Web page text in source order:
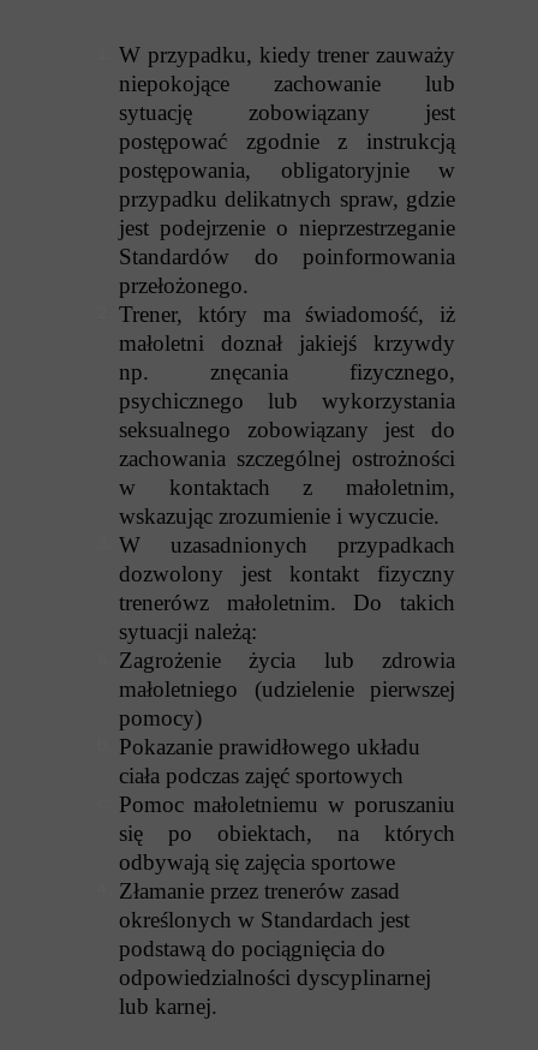
W przypadku, kiedy trener zauważy
niepokojące zachowanie lub
sytuację zobowiązany jest
postępować zgodnie z instrukcją
postępowania, obligatoryjnie w
przypadku delikatnych spraw, gdzie
jest podejrzenie o nieprzestrzeganie
Standardów do poinformowania
przełożonego.
Trener, który ma świadomość, iż
małoletni doznał jakiejś krzywdy
np. znęcania fizycznego,
psychicznego lub wykorzystania
seksualnego zobowiązany jest do
zachowania szczególnej ostrożności
w kontaktach z małoletnim,
wskazując zrozumienie i wyczucie.
W uzasadnionych przypadkach
dozwolony jest kontakt fizyczny
trenerówz małoletnim. Do takich
sytuacji należą:
Zagrożenie życia lub zdrowia
małoletniego (udzielenie pierwszej
pomocy)
Pokazanie prawidłowego układu
ciała podczas zajęć sportowych
Pomoc małoletniemu w poruszaniu
się po obiektach, na których
odbywają się zajęcia sportowe
Złamanie przez trenerów zasad
określonych w Standardach jest
podstawą do pociągnięcia do
odpowiedzialności dyscyplinarnej
lub karnej.